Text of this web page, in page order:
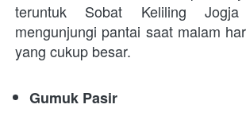
teruntuk Sobat Keliling
mengunjungi pantai saat malam
yang cukup besar.
Gumuk Pasir